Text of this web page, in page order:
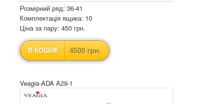
Розмірний ряд: 36-41
Комплектація ящика: 10
Ціна за пару: 450 грн.
В КОШИК 4500 грн.
Veagia-ADA A29-1